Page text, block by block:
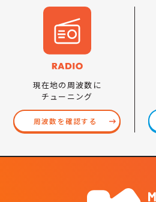
現在地の周波数に
チューニング
周波数を確認する